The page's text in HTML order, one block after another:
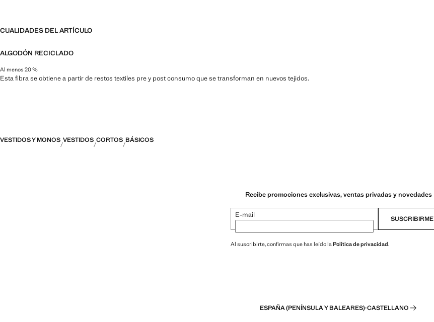
CUALIDADES DEL ARTÍCULO
ALGODÓN RECICLADO
Al menos 20 %
Esta fibra se obtiene a partir de restos textiles pre y post consumo que se transforman en nuevos tejidos.
VESTIDOS Y MONOS VESTIDOS CORTOS BÁSICOS
Recibe promociones exclusivas, ventas privadas y novedades
E-mail SUSCRIBIRME
Al suscribirte, confirmas que has leído la Política de privacidad.
ESPAÑA (PENÍNSULA Y BALEARES)·CASTELLANO